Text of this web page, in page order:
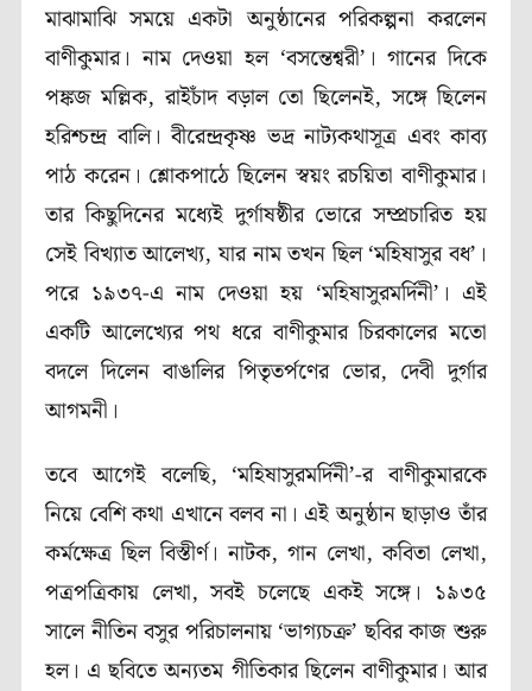
মাঝামাঝি সময়ে একটা অনুষ্ঠানের পরিকল্পনা করলেন
বাণীকুমার। নাম দেওয়া হল ‘বসন্তেশ্বরী’। গানের দিকে
পঙ্কজ মল্লিক, রাইচাঁদ বড়াল তো ছিলেনই, সঙ্গে ছিলেন
হরিশ্চন্দ্র বালি। বীরেন্দ্রকৃষ্ণ ভদ্র নাট্যকথাসূত্র এবং কাব্য
পাঠ করেন। শ্লোকপাঠে ছিলেন স্বয়ং রচয়িতা বাণীকুমার।
তার কিছুদিনের মধ্যেই দুর্গাষষ্ঠীর ভোরে সম্প্রচারিত হয়
সেই বিখ্যাত আলেখ্য, যার নাম তখন ছিল ‘মহিষাসুর বধ’।
পরে ১৯৩৭-এ নাম দেওয়া হয় ‘মহিষাসুরমর্দিনী’। এই
একটি আলেখ্যের পথ ধরে বাণীকুমার চিরকালের মতো
বদলে দিলেন বাঙালির পিতৃতর্পণের ভোর, দেবী দুর্গার
আগমনী।
তবে আগেই বলেছি, ‘মহিষাসুরমর্দিনী’-র বাণীকুমারকে
নিয়ে বেশি কথা এখানে বলব না। এই অনুষ্ঠান ছাড়াও তাঁর
কর্মক্ষেত্র ছিল বিস্তীর্ণ। নাটক, গান লেখা, কবিতা লেখা,
পত্রপত্রিকায় লেখা, সবই চলেছে একই সঙ্গে। ১৯৩৫
সালে নীতিন বসুর পরিচালনায় ‘ভাগ্যচক্র’ ছবির কাজ শুরু
হল। এ ছবিতে অন্যতম গীতিকার ছিলেন বাণীকুমার। আর